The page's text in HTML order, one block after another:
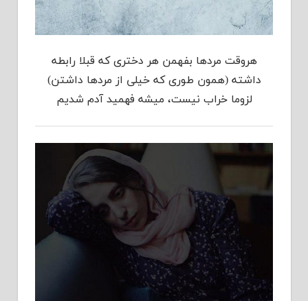
هروقت مردها بفهمن هر دختری که قبلا رابطه
داشته (همون طوری که خیلی از مردها داشتن)
لزوما خراب نیست، میشه فهمید آدم شدیم